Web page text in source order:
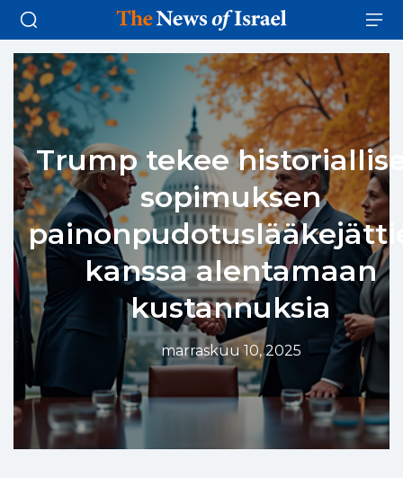
Trump tekee
sopimuksen
kanssa alentamaan
kustannuksia
marraskuu 10, 2025